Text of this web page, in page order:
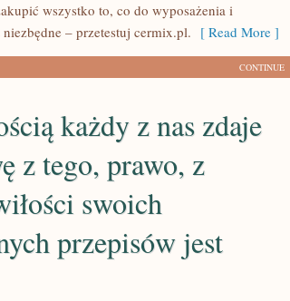
wszystko to, co do wyposażenia i
– przetestuj cermix.pl. [ Read More ]
CONTINUE
każdy z nas zdaje
z tego, prawo, z
swoich
przepisów jest